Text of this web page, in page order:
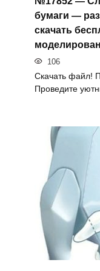
бумаги —
скачать
106
Скачать файл!
Проведите